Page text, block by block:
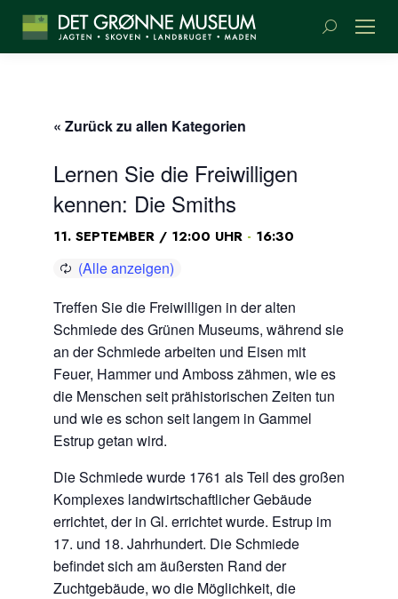
Suchen:
« Zurück zu allen Kategorien
Lernen Sie die Freiwilligen
kennen: Die Smiths
11. SEPTEMBER / 12:00 UHR - 16:30
Treffen Sie die Freiwilligen in der alten
Schmiede des Grünen Museums, während sie
an der Schmiede arbeiten und Eisen mit
Feuer, Hammer und Amboss zähmen, wie es
die Menschen seit prähistorischen Zeiten tun
und wie es schon seit langem in Gammel
Estrup getan wird.
Die Schmiede wurde 1761 als Teil des großen
Komplexes landwirtschaftlicher Gebäude
errichtet, der in Gl. errichtet wurde. Estrup im
17. und 18. Jahrhundert. Die Schmiede
befindet sich am äußersten Rand der
Zuchtgebäude, wo die Möglichkeit, die